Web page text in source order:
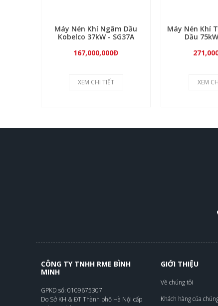
Máy Nén Khí Ngâm Dầu
Kobelco 37kW - SG37A
167,000,000Đ
XEM CHI TIẾT
Máy Nén Khí
Dầu
XEM
CÔNG TY TNHH RME BÌNH
MINH
GPKD số: 0109675307
Do Sở KH & ĐT Thành phố Hà Nội cấp
GIỚI THIỆU
Về chúng tôi
Khách hàng của